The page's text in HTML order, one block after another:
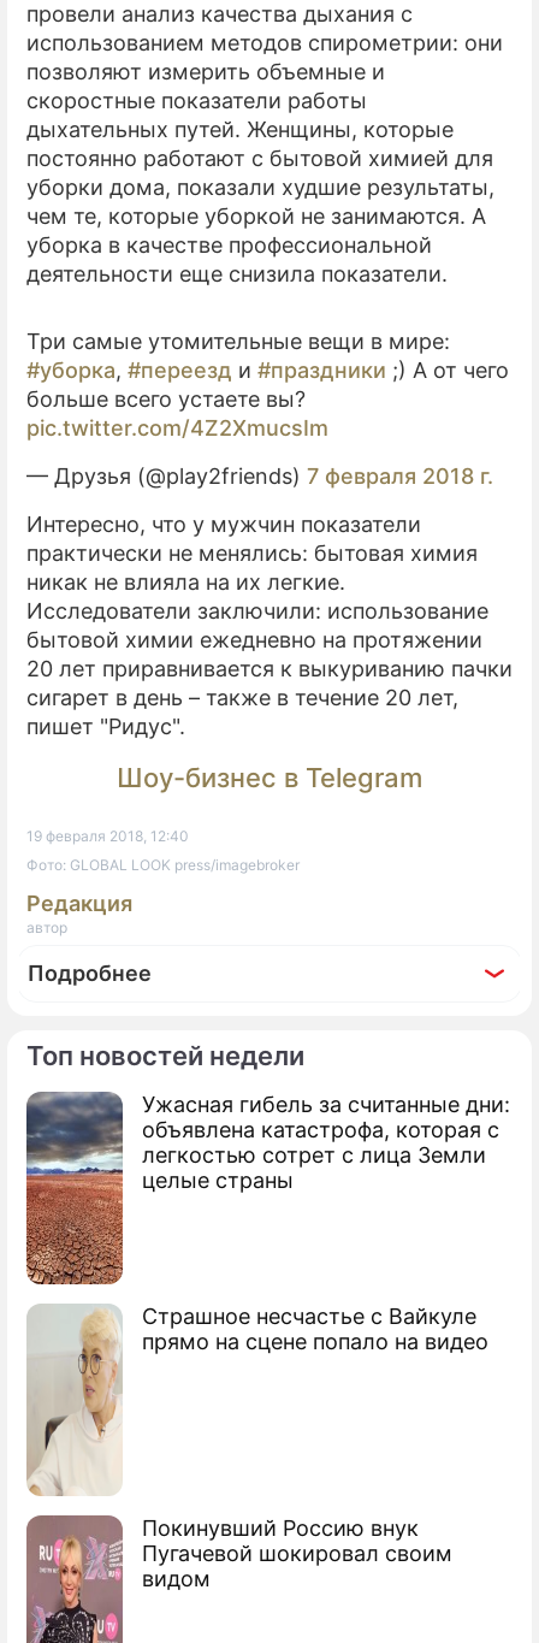
Топ новостей недели
Ужасная гибель за считанные дни:
объявлена катастрофа, которая с
легкостью сотрет с лица Земли
целые страны
Страшное несчастье с Вайкуле
прямо на сцене попало на видео
Покинувший Россию внук
Пугачевой шокировал своим
видом
провели анализ качества дыхания с
использованием методов спирометрии: они
позволяют измерить объемные и
скоростные показатели работы
дыхательных путей. Женщины, которые
постоянно работают с бытовой химией для
уборки дома, показали худшие результаты,
чем те, которые уборкой не занимаются. А
уборка в качестве профессиональной
деятельности еще снизила показатели.
Три самые утомительные вещи в мире:
#уборка, #переезд и #праздники ;) А от чего
больше всего устаете вы?
pic.twitter.com/4Z2XmucsIm
— Друзья (@play2friends) 7 февраля 2018 г.
Интересно, что у мужчин показатели
практически не менялись: бытовая химия
никак не влияла на их легкие.
Исследователи заключили: использование
бытовой химии ежедневно на протяжении
20 лет приравнивается к выкуриванию пачки
сигарет в день – также в течение 20 лет,
пишет "Ридус".
Шоу-бизнес в Telegram
19 февраля 2018, 12:40
Фото: GLOBAL LOOK press/imagebroker
Редакция
автор
Подробнее
По теме
Слабоумие оказалось заразным
заболеванием
Отцовство признали смертельно
опасным